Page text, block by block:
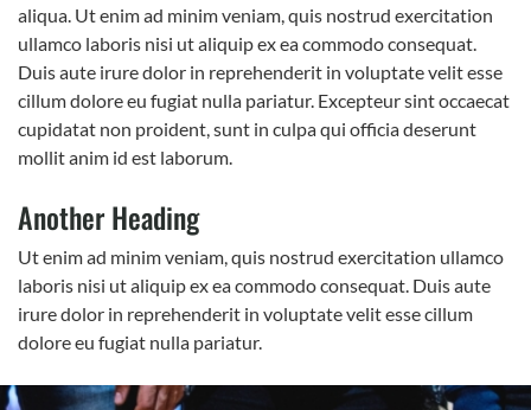
aliqua. Ut enim ad minim veniam, quis nostrud exercitation
ullamco laboris nisi ut aliquip ex ea commodo consequat.
Duis aute irure dolor in reprehenderit in voluptate velit esse
cillum dolore eu fugiat nulla pariatur. Excepteur sint occaecat
cupidatat non proident, sunt in culpa qui officia deserunt
mollit anim id est laborum.
Another Heading
Ut enim ad minim veniam, quis nostrud exercitation ullamco
laboris nisi ut aliquip ex ea commodo consequat. Duis aute
irure dolor in reprehenderit in voluptate velit esse cillum
dolore eu fugiat nulla pariatur.